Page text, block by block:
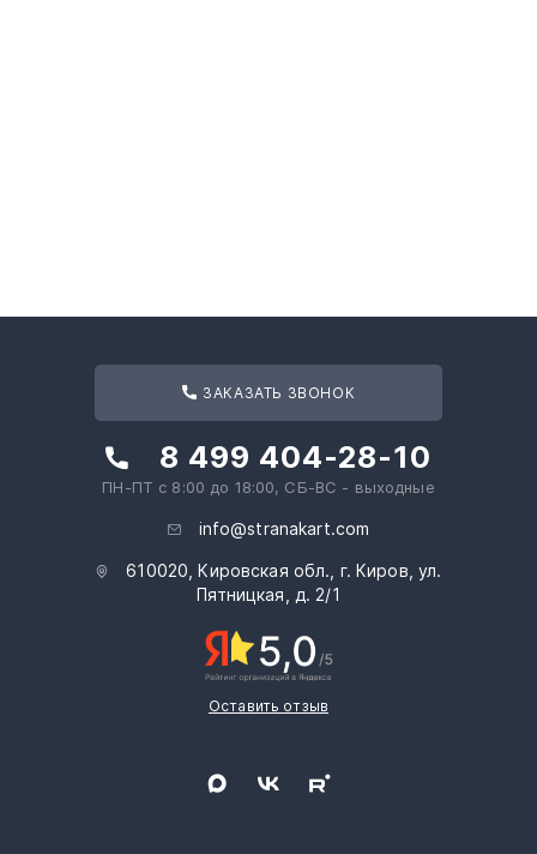
ЗАКАЗАТЬ ЗВОНОК
8 499 404-28-10
ПН-ПТ с 8:00 до 18:00, СБ-ВС - выходные
info@stranakart.com
610020, Кировская обл., г. Киров, ул.
Пятницкая, д. 2/1
Оставить отзыв